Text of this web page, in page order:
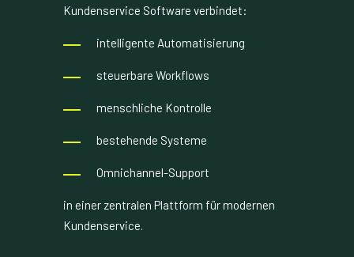
Kundenservice Software verbindet:
intelligente Automatisierung
steuerbare Workflows
menschliche Kontrolle
bestehende Systeme
Omnichannel-Support
in einer zentralen Plattform für modernen
Kundenservice.